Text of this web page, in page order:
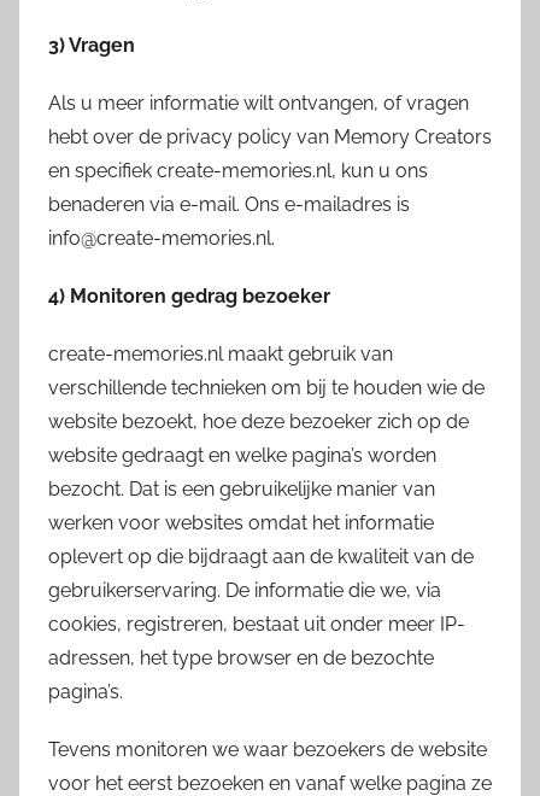
3) Vragen
Als u meer informatie wilt ontvangen, of vragen
hebt over de privacy policy van Memory Creators
en specifiek create-memories.nl, kun u ons
benaderen via e-mail. Ons e-mailadres is
info@create-memories.nl.
4) Monitoren gedrag bezoeker
create-memories.nl maakt gebruik van
verschillende technieken om bij te houden wie de
website bezoekt, hoe deze bezoeker zich op de
website gedraagt en welke pagina’s worden
bezocht. Dat is een gebruikelijke manier van
werken voor websites omdat het informatie
oplevert op die bijdraagt aan de kwaliteit van de
gebruikerservaring. De informatie die we, via
cookies, registreren, bestaat uit onder meer IP-
adressen, het type browser en de bezochte
pagina’s.
Tevens monitoren we waar bezoekers de website
voor het eerst bezoeken en vanaf welke pagina ze